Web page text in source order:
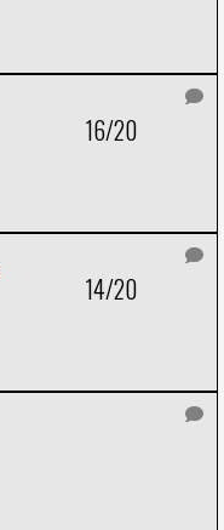
16/20
14/20